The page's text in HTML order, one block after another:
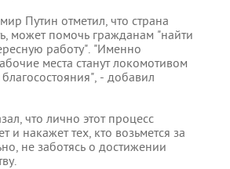
Путин отметил, что страна
может помочь гражданам "найти
работу". "Именно
места станут локомотивом
- добавил
что лично этот процесс
и накажет тех, кто возьмется за
не заботясь о достижении